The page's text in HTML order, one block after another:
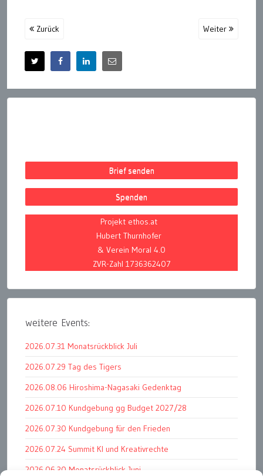
Zurück Weiter
Brief senden
Spenden
Projekt ethos.at
Hubert Thurnhofer
& Verein Moral 4.0
ZVR-Zahl 1736362407
weitere Events:
2026.07.31 Monatsrückblick Juli
2026.07.29 Tag des Tigers
2026.08.06 Hiroshima-Nagasaki Gedenktag
2026.07.10 Kundgebung gg Budget 2027/28
2026.07.30 Kundgebung für den Frieden
2026.07.24 Summit KI und Kreativrechte
2026.06.30 Monatsrückblick Juni